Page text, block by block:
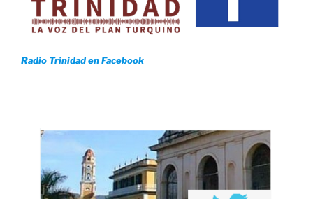
Radio Trinidad en Facebook